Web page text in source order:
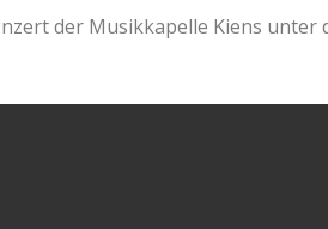
der Musikkapelle Kiens